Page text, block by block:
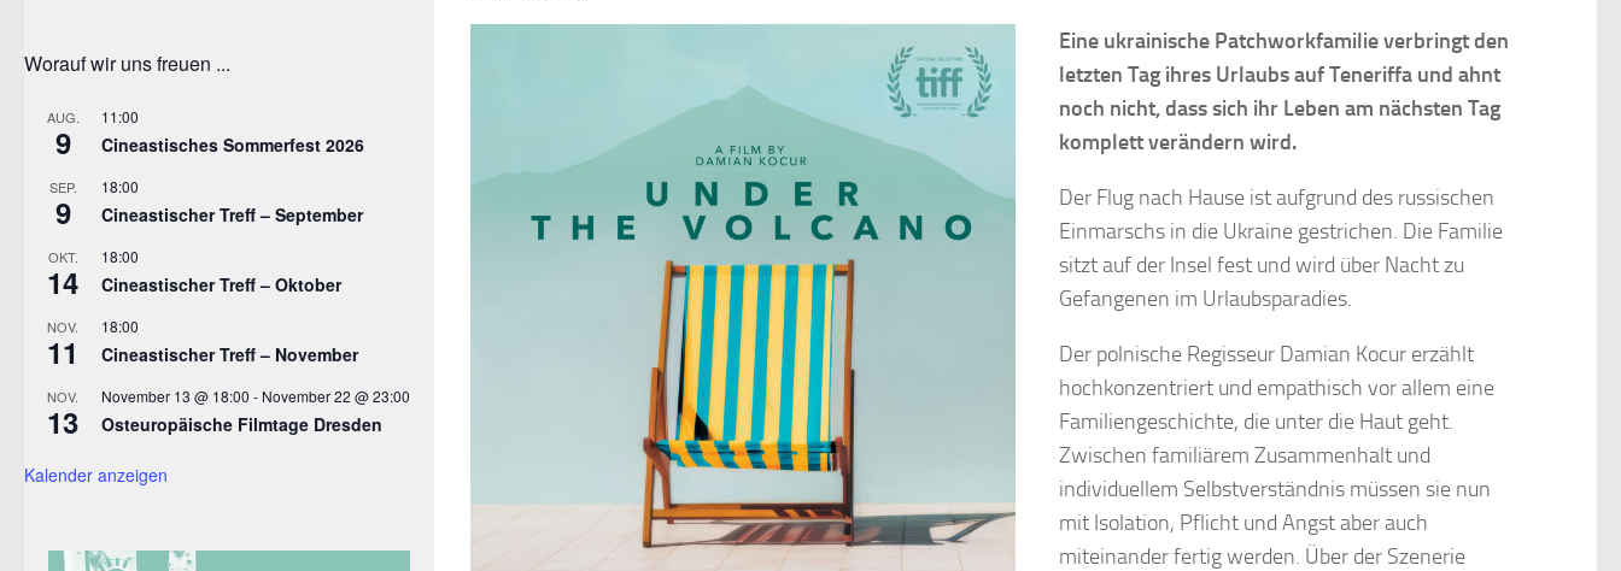
Eine ukrainische Patchworkfamilie verbringt den
letzten Tag ihres Urlaubs auf Teneriffa und ahnt
noch nicht, dass sich ihr Leben am nächsten Tag
komplett verändern wird.
Der Flug nach Hause ist aufgrund des russischen
Einmarschs in die Ukraine gestrichen. Die Familie
sitzt auf der Insel fest und wird über Nacht zu
Gefangenen im Urlaubsparadies.
Der polnische Regisseur Damian Kocur erzählt
hochkonzentriert und empathisch vor allem eine
Familiengeschichte, die unter die Haut geht.
Zwischen familiärem Zusammenhalt und
individuellem Selbstverständnis müssen sie nun
mit Isolation, Pflicht und Angst aber auch
miteinander fertig werden. Über der Szenerie
Worauf wir uns freuen ...
AUG.
9
11:00
Cineastisches Sommerfest 2026
SEP.
9
18:00
Cineastischer Treff – September
OKT.
14
18:00
Cineastischer Treff – Oktober
NOV.
11
18:00
Cineastischer Treff – November
NOV.
13
November 13 @ 18:00 - November 22 @ 23:00
Osteuropäische Filmtage Dresden
Kalender anzeigen